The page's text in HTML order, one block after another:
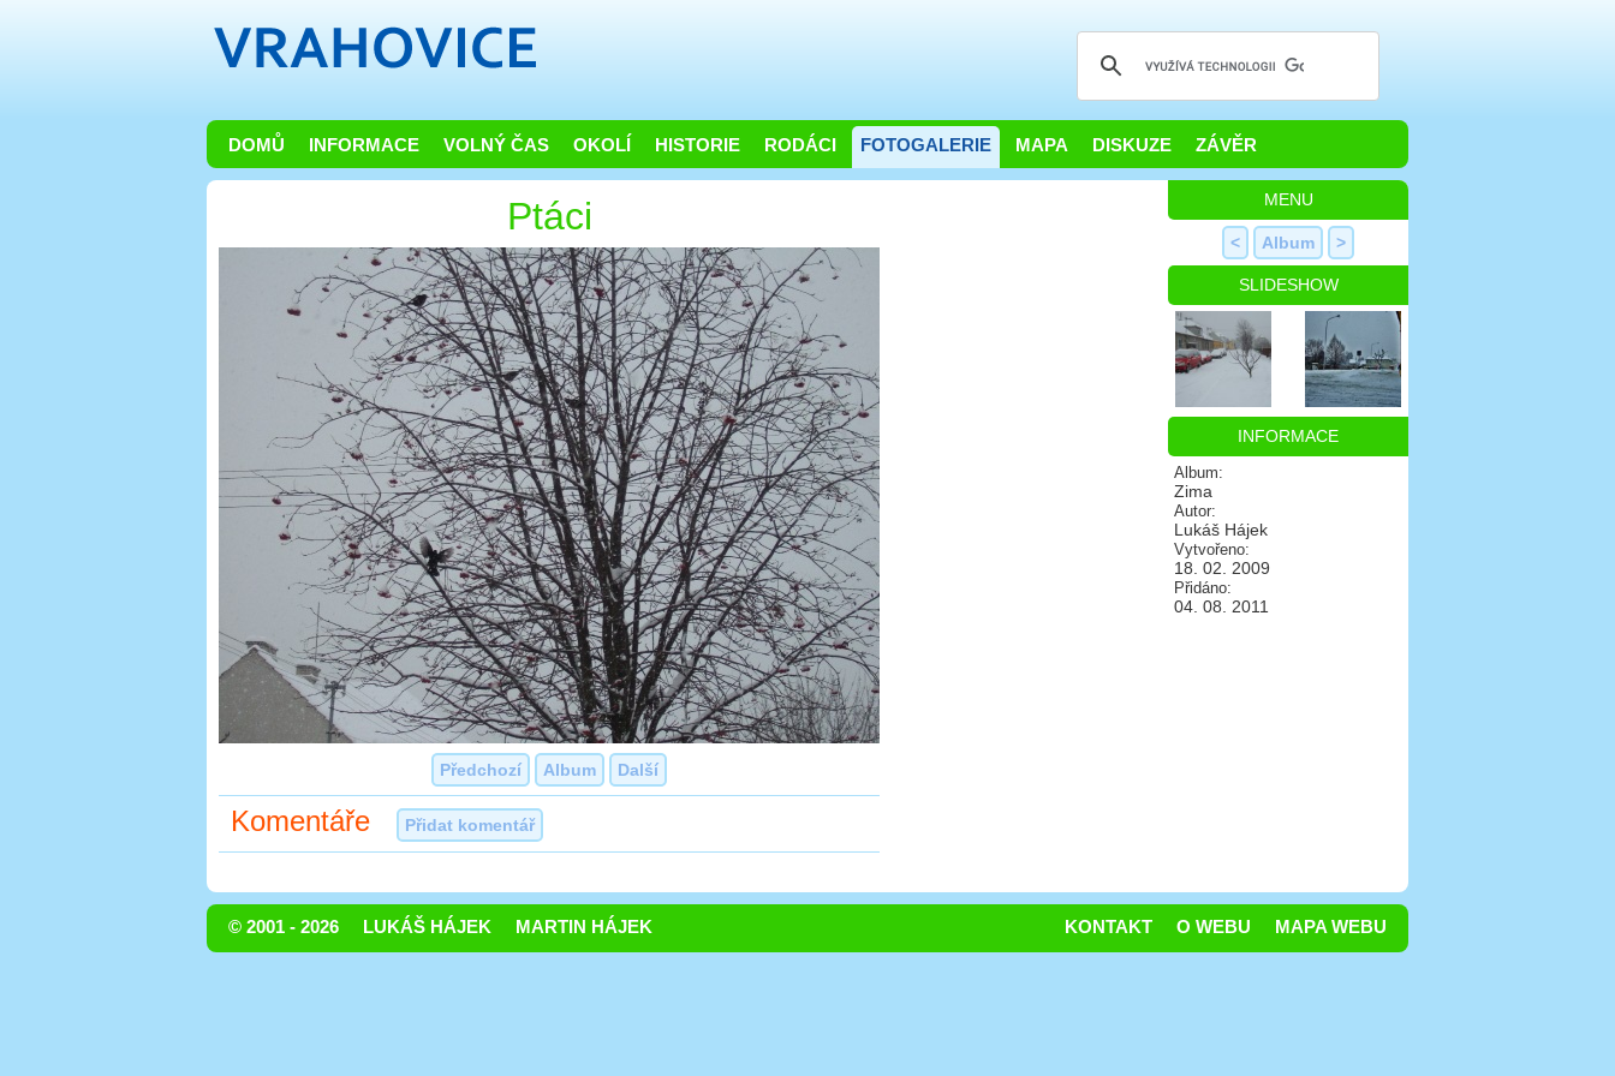
DOMŮ INFORMACE VOLNÝ ČAS OKOLÍ HISTORIE RODÁCI FOTOGALERIE MAPA DISKUZE ZÁVĚR
Ptáci
Předchozí Album Další
Komentáře Přidat komentář
MENU
< Album >
SLIDESHOW
INFORMACE
Album:
Zima
Autor:
Lukáš Hájek
Vytvořeno:
18. 02. 2009
Přidáno:
04. 08. 2011
© 2001 - 2026 LUKÁŠ HÁJEK MARTIN HÁJEK MAPA WEBU
O WEBU
KONTAKT